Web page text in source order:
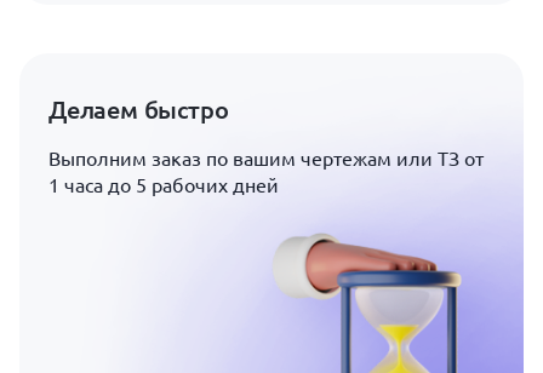
Делаем быстро
Выполним заказ по вашим чертежам или ТЗ от
1 часа до 5 рабочих дней